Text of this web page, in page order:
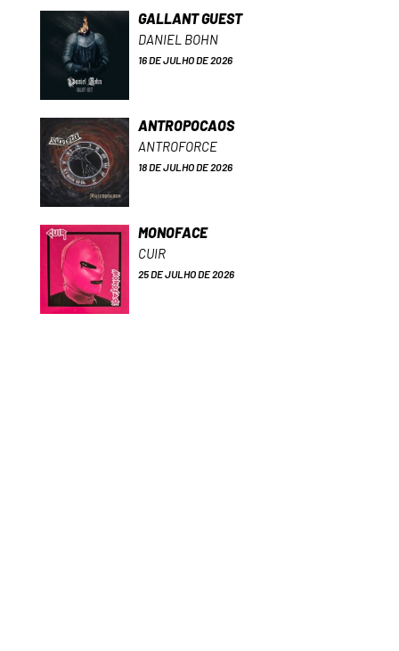
GALLANT GUEST
DANIEL BOHN
16 DE JULHO DE 2026
ANTROPOCAOS
ANTROFORCE
18 DE JULHO DE 2026
MONOFACE
CUIR
25 DE JULHO DE 2026